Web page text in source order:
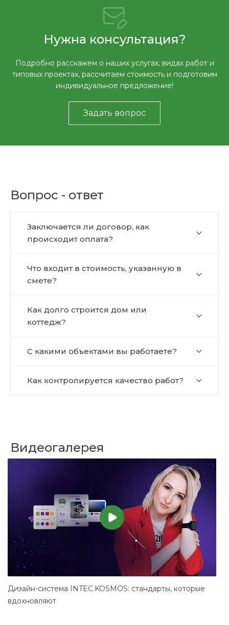
Нужна консультация?
Подробно расскажем о наших услугах, видах работ и
типовых проектах, рассчитаем стоимость и подготовим
индивидуальное предложение!
Задать вопрос
Вопрос - ответ
Заключается ли договор, как
происходит оплата?
Что входит в стоимость, указанную в
смете?
Как долго строится дом или
коттедж?
С какими объектами вы работаете?
Как контролируется качество работ?
Видеогалерея
Дизайн-система INTEC.KOSMOS: стандарты, которые
вдохновляют